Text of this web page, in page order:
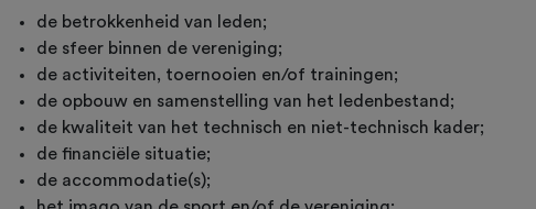
de betrokkenheid van leden;
de sfeer binnen de vereniging;
de activiteiten, toernooien en/of trainingen;
de opbouw en samenstelling van het ledenbestand;
de kwaliteit van het technisch en niet-technisch kader;
de financiële situatie;
de accommodatie(s);